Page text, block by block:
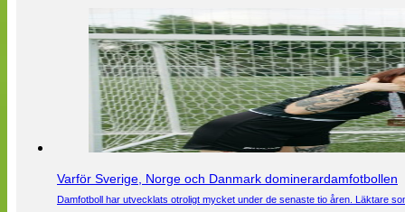
Varför Sverige, Norge och Danmark dominerardamfotbollen
Damfotboll har utvecklats otroligt mycket under de senaste tio åren. Läktare